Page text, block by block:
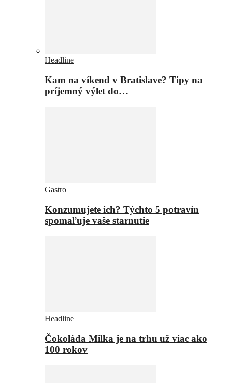
Headline
Kam na víkend v Bratislave? Tipy na
príjemný výlet do…
Gastro
Konzumujete ich? Týchto 5 potravín
spomaľuje vaše starnutie
Headline
Čokoláda Milka je na trhu už viac ako
100 rokov